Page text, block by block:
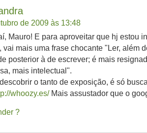
de 2009 às 13:48
Mauro! E para aproveitar que hj estou
vai mais uma frase chocante "Ler, além
posterior à de escrever; é mais
mais intelectual".
o tanto de exposição, é só
whoozy.es/Mais assustador que o